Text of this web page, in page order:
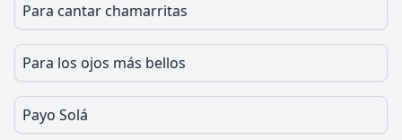
Para cantar chamarritas
Para los ojos más bellos
Payo Solá